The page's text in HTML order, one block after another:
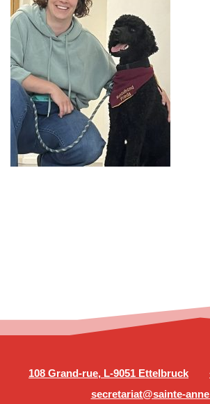
108 Grand-rue, L-9051 Ettelbruck
secretariat@sainte-